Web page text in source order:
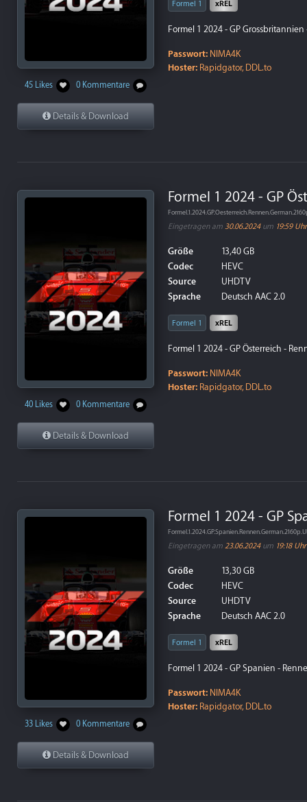
45 Likes 0 Kommentare
Details & Download
Formel 1 xREL
Formel 1 2024 - GP
Passwort: NIMA4K
Hoster: Rapidgator, DDL.to
40 Likes 0 Kommentare
Details & Download
Formel 1 2024 - GP
Eingetragen am 30.06.2024um 19:59 Uhr
Größe
13,40 GB
Codec
HEVC
Source
UHDTV
Sprache
Deutsch AAC 2.0
Formel 1 xREL
Formel 1 2024 - GP Österreich -
Passwort: NIMA4K
Hoster: Rapidgator, DDL.to
33 Likes 0 Kommentare
Details & Download
Formel 1 2024 - GP
Eingetragen am 23.06.2024um 19:18 Uhr
Größe
13,30 GB
Codec
HEVC
Source
UHDTV
Sprache
Deutsch AAC 2.0
Formel 1 xREL
Formel 1 2024 - GP Spanien -
Passwort: NIMA4K
Hoster: Rapidgator, DDL.to